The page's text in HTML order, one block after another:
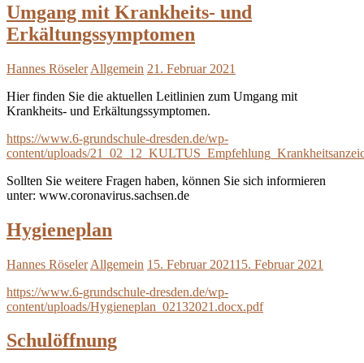
Umgang mit Krankheits- und
Erkältungssymptomen
Hannes Röseler Allgemein 21. Februar 2021
Hier finden Sie die aktuellen Leitlinien zum Umgang mit
Krankheits- und Erkältungssymptomen.
https://www.6-grundschule-dresden.de/wp-
content/uploads/
Sollten Sie weitere Fragen haben, können Sie sich informieren
unter: www.coronavirus.sachsen.de
Hygieneplan
Hannes Röseler Allgemein 15. Februar 202115. Februar 2021
https://www.6-grundschule-dresden.de/wp-
content/uploads/Hygieneplan_02132021.docx.pdf
Schulöffnung